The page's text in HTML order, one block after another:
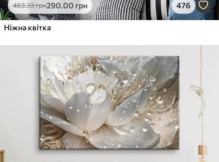
483.33грн290.00 грн 476
Ніжна квітка